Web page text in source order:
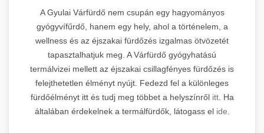
A Gyulai Várfürdő nem csupán egy hagyományos
gyógyvífűrdő, hanem egy hely, ahol a történelem, a
wellness és az éjszakai fürdőzés izgalmas ötvözetét
tapasztalhatjuk meg. A Várfürdő gyógyhatású
termálvizei mellett az éjszakai csillagfényes fürdőzés is
felejthetetlen élményt nyújt. Fedezd fel a különleges
fürdőélményt ittés tudj meg többet a helyszínről itt. Ha
általában érdekelnek a termálfürdők, látogass el ide